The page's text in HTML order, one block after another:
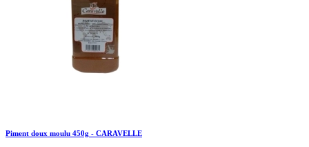
Piment doux moulu 450g - CARAVELLE